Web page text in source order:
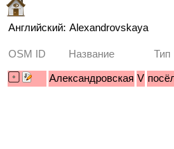
Английский: Alexandrovskaya
OSM ID Название Тип
Александровская V